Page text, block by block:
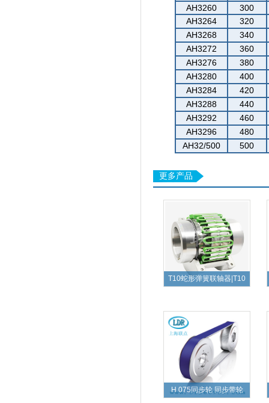
AH3260
300
AH3264
320
AH3268
340
AH3272
360
AH3276
380
AH3280
400
AH3284
420
AH3288
440
AH3292
460
AH3296
480
AH32/500
500
更多产品
T10蛇形弹簧联轴器|T10
H 075同步轮 同步带轮